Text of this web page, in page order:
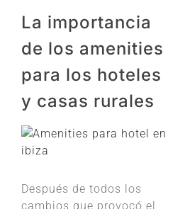
La importancia
de los amenities
para los hoteles
y casas rurales
Ver
imagen
grande
Después de todos los
cambios que provocó el